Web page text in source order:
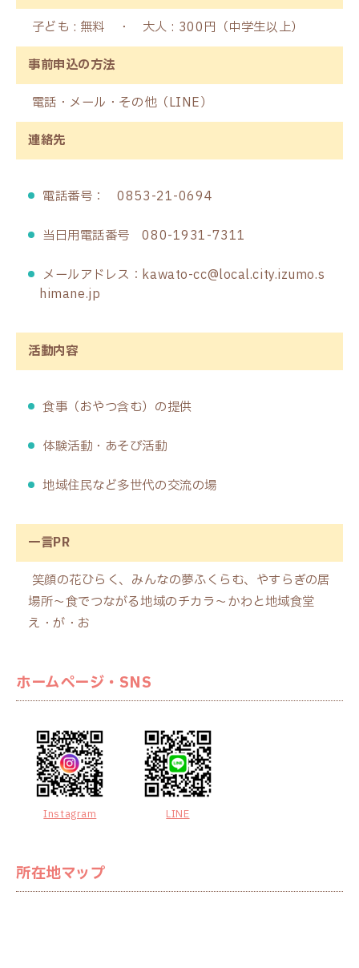
子ども : 無料 ・ 大人 : 300円（中学生以上）
事前申込の方法
電話・メール・その他（LINE）
連絡先
電話番号： 0853-21-0694
当日用電話番号 080-1931-7311
メールアドレス：kawato-cc@local.city.izumo.s
himane.jp
活動内容
食事（おやつ含む）の提供
体験活動・あそび活動
地域住民など多世代の交流の場
一言PR
笑顔の花ひらく、みんなの夢ふくらむ、やすらぎの居
場所～食でつながる地域のチカラ～かわと地域食堂
え・が・お
ホームページ・SNS
Instagram LINE
所在地マップ